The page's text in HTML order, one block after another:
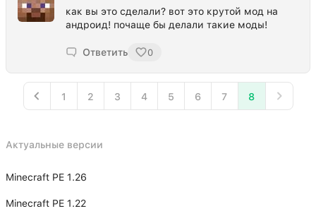
как вы это сделали? вот это крутой мод на
андроид! почаще бы делали такие моды!
Ответить 0
1 2 3 4 5 6 7 8
Актуальные версии
Minecraft PE 1.26
Minecraft PE 1.22